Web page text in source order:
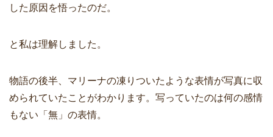
した原因を悟ったのだ。
と私は理解しました。
物語の後半、マリーナの凍りついたような表情が写真に収
められていたことがわかります。写っていたのは何の感情
もない「無」の表情。